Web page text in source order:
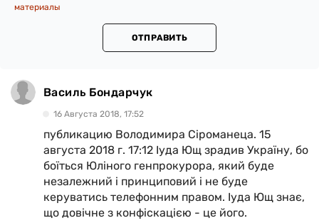
материалы
ОТПРАВИТЬ
Василь Бондарчук
16 Августа 2018, 17:52
публикацию Володимира Сіроманеца. 15
августа 2018 г. 17:12 Іуда Ющ зрадив Україну, бо
боїться Юліного генпрокурора, який буде
незалежний і принциповий і не буде
керуватись телефонним правом. Іуда Ющ знає,
що довічне з конфіскацією - це його.